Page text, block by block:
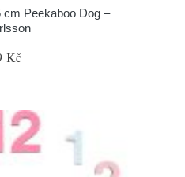
Peekaboo Dog –
Kč